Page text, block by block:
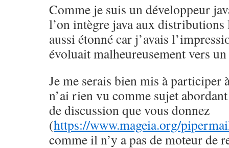
Comme je suis un développeur
l’on intègre java aux
aussi étonné car j’avais
évoluait malheureusement vers
Je me serais bien mis à participer
n’ai rien vu comme sujet
de discussion que vous donnez
(https://www.mageia.org/
comme il n’y a pas de moteur de